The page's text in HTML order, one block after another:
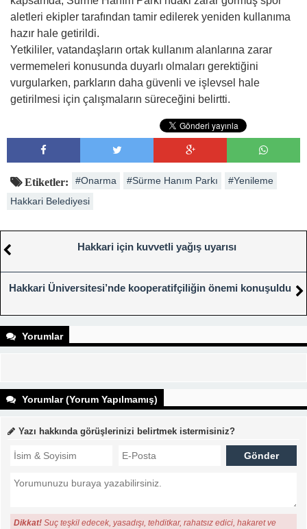
aletleri ekipler tarafından tamir edilerek yeniden kullanıma
hazır hale getirildi.
Yetkililer, vatandaşların ortak kullanım alanlarına zarar
vermemeleri konusunda duyarlı olmaları gerektiğini
vurgularken, parkların daha güvenli ve işlevsel hale
getirilmesi için çalışmaların süreceğini belirtti.
Etiketler: #Onarma #Sürme Hanım Parkı
#Yenileme
Hakkari Belediyesi
Hakkari için kuvvetli yağış uyarısı
Hakkari Üniversitesi’nde kooperatifçiliğin önemi konuşuldu
Yorumlar
Yorumlar (Yorum Yapılmamış)
Yazı hakkında görüşlerinizi belirtmek istermisiniz?
Dikkat! Suç teşkil edecek, yasadışı, tehditkar, rahatsız edici, hakaret ve